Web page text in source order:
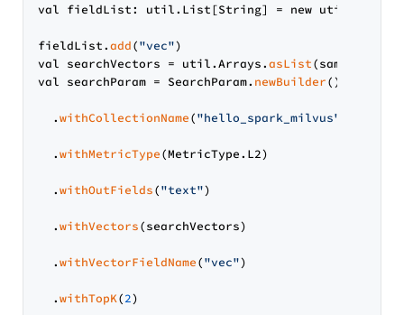
val fieldList: util.List[String] = new
fieldList.add("vec")
val searchVectors = util.Arrays.asList(sampleDF.
val searchParam = SearchParam. newBuilder()
  .
withCollectionName("hello_spark_milvus"
  .
withMetricType(MetricType.L2)
  .
withOutFields("text")
  .
withVectors(searchVectors)
  .
withVectorFieldName("vec")
  .
withTopK(2)